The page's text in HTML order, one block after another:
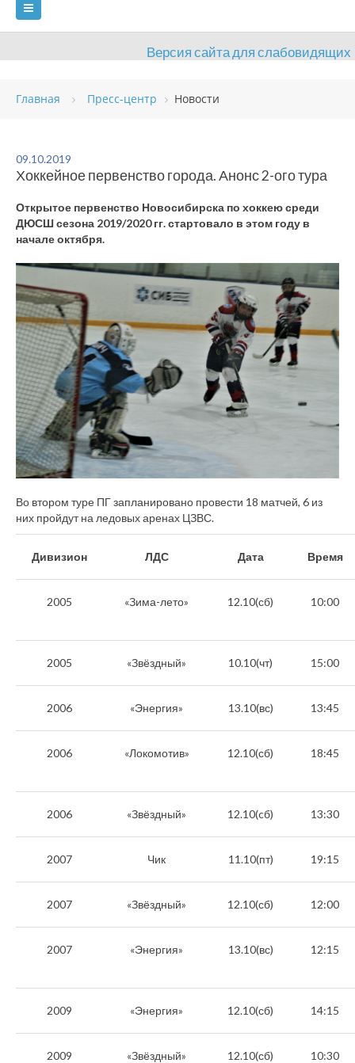
Версия сайта для слабовидящих
ГЛАВНАЯ
ВИДЫ СПОРТА
ОЦЕНКА КАЧЕСТВА ОБРАЗОВАНИЯ ВАКАНСИИ
Главная Пресс-центр Новости
09.10.2019
Хоккейное первенство города. Анонс 2-ого тура
Открытое первенство Новосибирска по хоккею среди
ДЮСШ сезона 2019/2020 гг. стартовало в этом году в
начале октября.
Во втором туре ПГ запланировано провести 18 матчей, 6 из
них пройдут на ледовых аренах ЦЗВС.
Дивизион ЛДС Дата Время
2005 «Зима-лето» 12.10(сб) 10:00
2005 «Звёздный» 10.10(чт) 15:00
2006 «Энергия» 13.10(вс) 13:45
2006 «Локомотив» 12.10(сб) 18:45
2006 «Звёздный» 12.10(cб) 13:30
2007 Чик 11.10(пт) 19:15
2007 «Звёздный» 12.10(сб) 12:00
2007 «Энергия» 13.10(вс) 12:15
2009 «Энергия» 12.10(сб) 14:15
2009 «Звёздный» 12.10(сб) 10:30